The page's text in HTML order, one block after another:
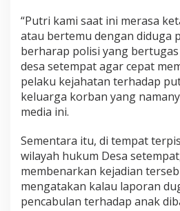
“Putri kami saat ini merasa
atau bertemu dengan diduga
berharap polisi yang
desa setempat agar cepat
pelaku kejahatan terhadap
keluarga korban yang
media ini.
Sementara itu, di tempat
wilayah hukum Desa
membenarkan kejadian
mengatakan kalau laporan
pencabulan terhadap anak